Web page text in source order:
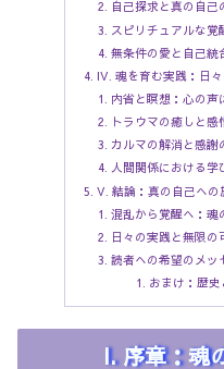
自己探求と真の自己
スピリチュアルな
無条件の愛と自己統
IV. 魂を育む実践：日
内省と瞑想：心の声
トラウマの癒しと感
カルマの解消と感謝
人間関係における学
V. 結論：真の自己への
混乱から覚醒へ：魂
日々の実践と無限の
読者への希望のメッ
おまけ：歴
I. 序章：魂